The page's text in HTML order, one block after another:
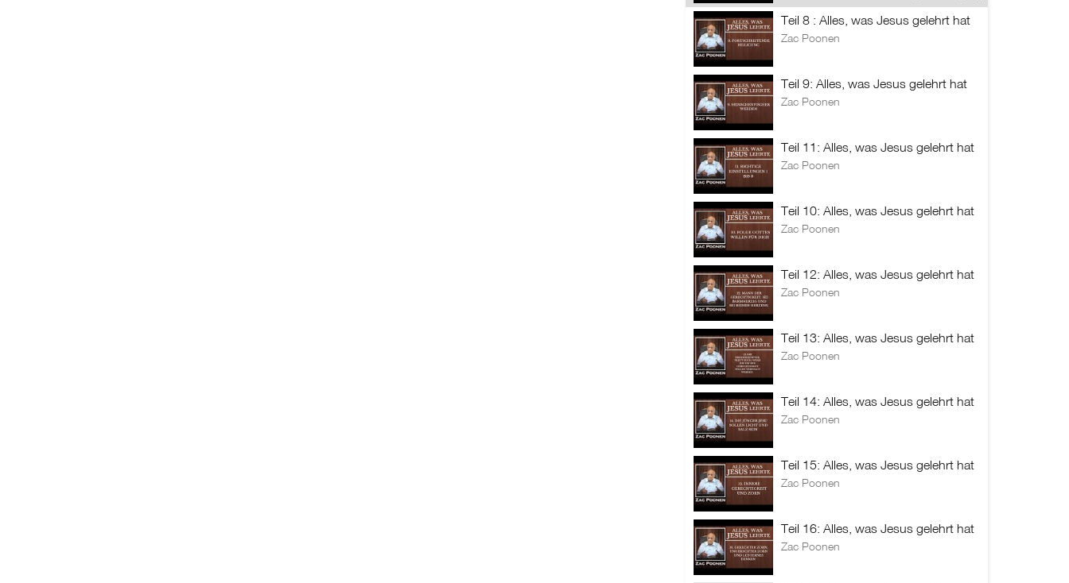
Teil 8 : Alles, was Jesus gelehrt hat
Zac Poonen
Teil 9: Alles, was Jesus gelehrt hat
Zac Poonen
Teil 11: Alles, was Jesus gelehrt hat
Zac Poonen
Teil 10: Alles, was Jesus gelehrt hat
Zac Poonen
Teil 12: Alles, was Jesus gelehrt hat
Zac Poonen
Teil 13: Alles, was Jesus gelehrt hat
Zac Poonen
Teil 14: Alles, was Jesus gelehrt hat
Zac Poonen
Teil 15: Alles, was Jesus gelehrt hat
Zac Poonen
Teil 16: Alles, was Jesus gelehrt hat
Zac Poonen